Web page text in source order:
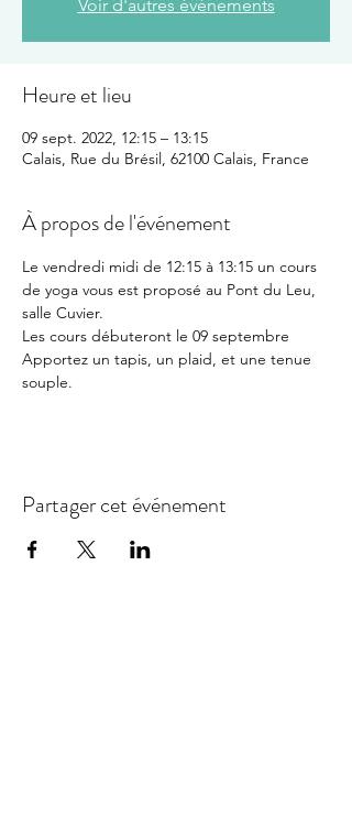
Voir d'autres événements
Heure et lieu
09 sept. 2022, 12:15 – 13:15
Calais, Rue du Brésil, 62100 Calais, France
À propos de l'événement
Le vendredi midi de 12:15 à 13:15 un cours
de yoga vous est proposé au Pont du Leu,
salle Cuvier.
Les cours débuteront le 09 septembre
Apportez un tapis, un plaid, et une tenue
souple.
Partager cet événement